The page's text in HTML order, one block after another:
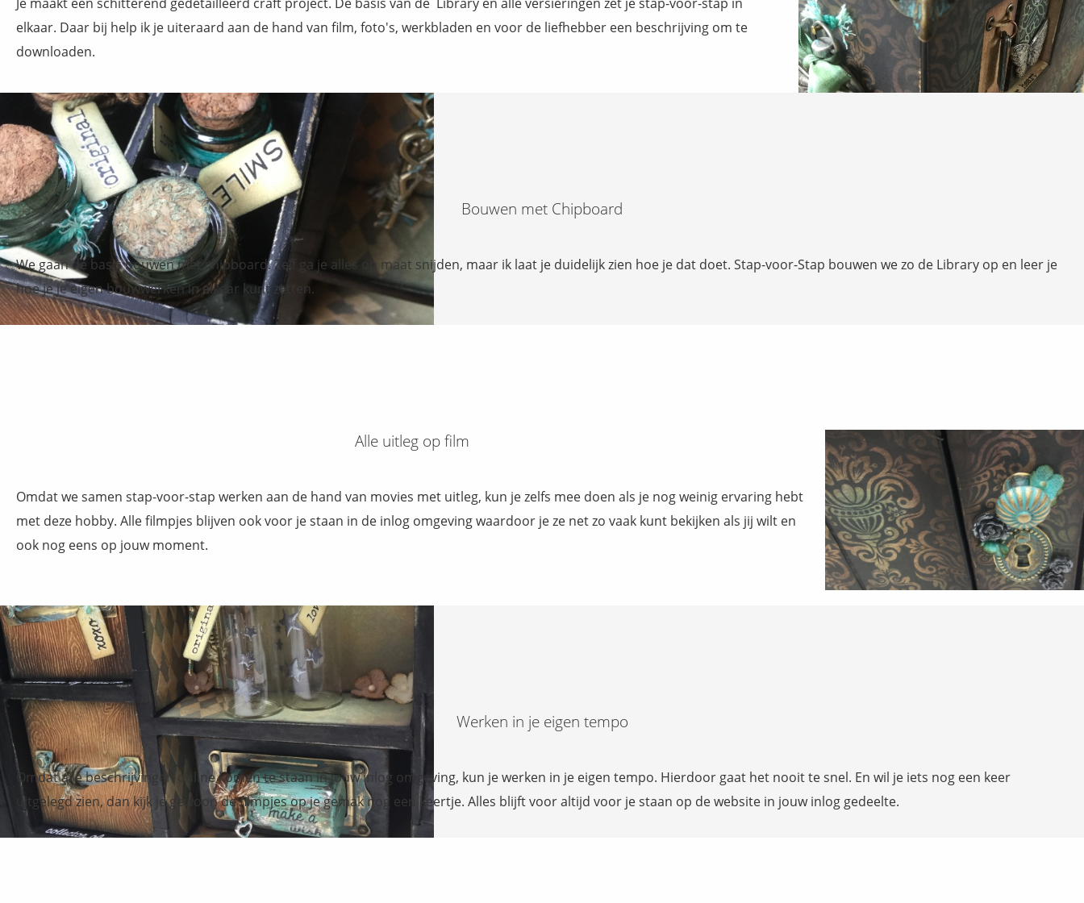
elkaar. Daar bij help ik je uiteraard aan de hand van film, foto's, werkbladen en voor de liefhebber een beschrijving om te
downloaden.
Bouwen met Chipboard
We gaan de basis bouwen met chipboard. Zelf ga je alles op maat snijden, maar ik laat je duidelijk zien hoe je dat doet. Stap-voor-Stap bouwen we zo de Library op en leer je
hoe je je eigen bouwwerken in elkaar kunt zetten.
Alle uitleg op film
Omdat we samen stap-voor-stap werken aan de hand van movies met uitleg, kun je zelfs mee doen als je nog weinig ervaring hebt
met deze hobby. Alle filmpjes blijven ook voor je staan in de inlog omgeving waardoor je ze net zo vaak kunt bekijken als jij wilt en
ook nog eens op jouw moment.
Werken in je eigen tempo
Omdat alle beschrijvingen online komen te staan in jouw inlog omgeving, kun je werken in je eigen tempo. Hierdoor gaat het nooit te snel. En wil je iets nog een keer
uitgelegd zien, dan kijk je gewoon de filmpjes op je gemak nog een keertje. Alles blijft voor altijd voor je staan op de website in jouw inlog gedeelte.